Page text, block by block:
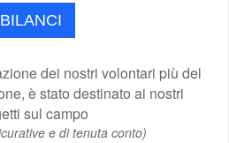
BILANCI
dei nostri volontari più del
è stato destinato ai nostri
sul campo
e di tenuta conto)